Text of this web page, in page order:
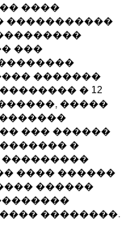
����
�����������
���
�������
� 12
�����
��� ������
�
���������
���� ������
������
��������.